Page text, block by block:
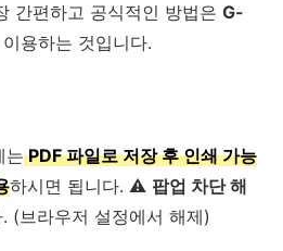
간편하고 공식적인 방법은 G-
용하는 것입니다.
는PDF 파일로 저장 후 인쇄 가능
하시면 됩니다. ⚠️ 팝업 차단 해
(브라우저 설정에서 해제)